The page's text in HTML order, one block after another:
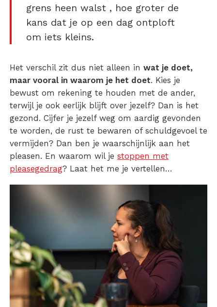
grens heen walst , hoe groter de
kans dat je op een dag ontploft
om iets kleins.
Het verschil zit dus niet alleen in wat je doet,
maar vooral in waarom je het doet. Kies je
bewust om rekening te houden met de ander,
terwijl je ook eerlijk blijft over jezelf? Dan is het
gezond. Cijfer je jezelf weg om aardig gevonden
te worden, de rust te bewaren of schuldgevoel te
vermijden? Dan ben je waarschijnlijk aan het
pleasen. En waarom wil je stoppen met
pleasegedrag? Laat het me je vertellen…